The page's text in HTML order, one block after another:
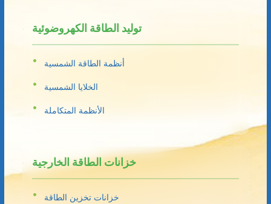
توليد الطاقة الكهروضوئية
أنظمة الطاقة الشمسية
الخلايا الشمسية
الأنظمة المتكاملة
خزانات الطاقة الخارجية
خزانات تخزين الطاقة